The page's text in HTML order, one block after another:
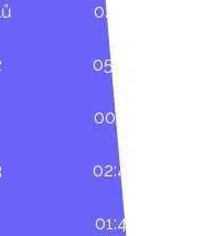
02:37
05:47
00:41
02:47
01:43